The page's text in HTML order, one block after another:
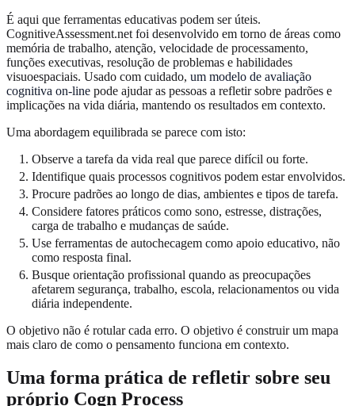
É aqui que ferramentas educativas podem ser úteis.
CognitiveAssessment.net foi desenvolvido em torno de áreas como
memória de trabalho, atenção, velocidade de processamento,
funções executivas, resolução de problemas e habilidades
visuoespaciais. Usado com cuidado, um modelo de avaliação
cognitiva on-line pode ajudar as pessoas a refletir sobre padrões e
implicações na vida diária, mantendo os resultados em contexto.
Uma abordagem equilibrada se parece com isto:
Observe a tarefa da vida real que parece difícil ou forte.
Identifique quais processos cognitivos podem estar envolvidos.
Procure padrões ao longo de dias, ambientes e tipos de tarefa.
Considere fatores práticos como sono, estresse, distrações,
carga de trabalho e mudanças de saúde.
Use ferramentas de autochecagem como apoio educativo, não
como resposta final.
Busque orientação profissional quando as preocupações
afetarem segurança, trabalho, escola, relacionamentos ou vida
diária independente.
O objetivo não é rotular cada erro. O objetivo é construir um mapa
mais claro de como o pensamento funciona em contexto.
Uma forma prática de refletir sobre seu
próprio Cogn Process